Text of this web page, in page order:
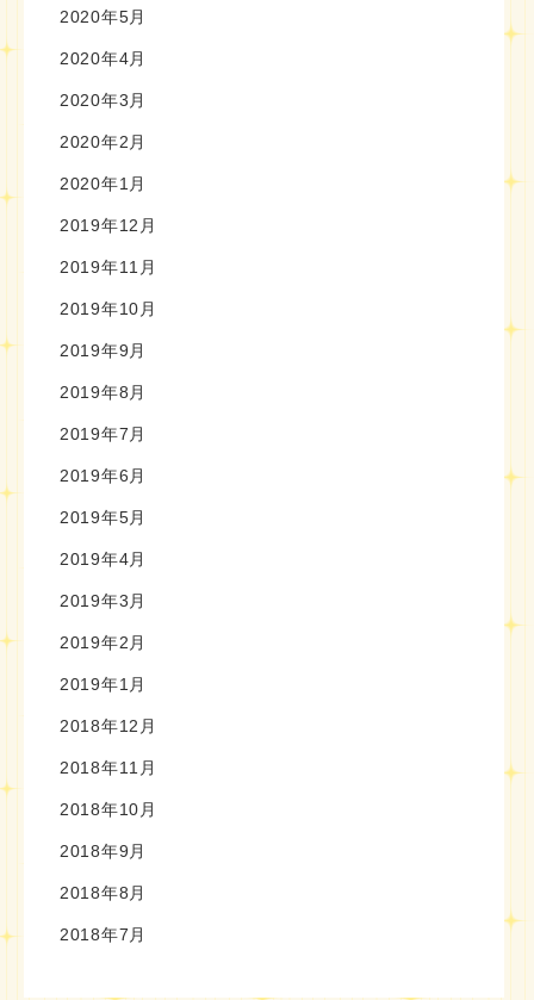
2020年5月
2020年4月
2020年3月
2020年2月
2020年1月
2019年12月
2019年11月
2019年10月
2019年9月
2019年8月
2019年7月
2019年6月
2019年5月
2019年4月
2019年3月
2019年2月
2019年1月
2018年12月
2018年11月
2018年10月
2018年9月
2018年8月
2018年7月